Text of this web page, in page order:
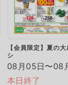
【会員限定】夏の
シ
08月05日〜08
本日終了